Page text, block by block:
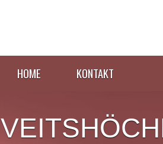
HOME KONTAKT